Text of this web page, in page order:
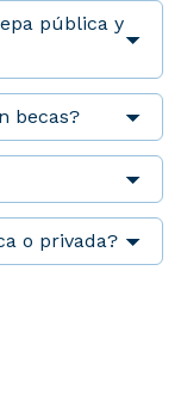
pública y
becas?
o privada?